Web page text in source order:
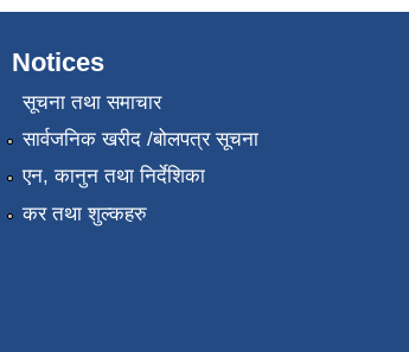
Notices
सूचना तथा समाचार
सार्वजनिक खरीद /बोलपत्र सूचना
एन, कानुन तथा निर्देशिका
कर तथा शुल्कहरु